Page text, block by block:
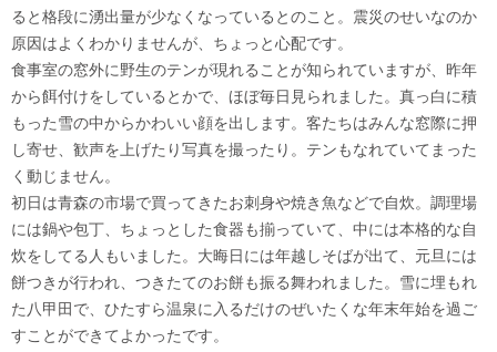
ると格段に湧出量が少なくなっているとのこと。震災のせいなのか
原因はよくわかりませんが、ちょっと心配です。
食事室の窓外に野生のテンが現れることが知られていますが、昨年
から餌付けをしているとかで、ほぼ毎日見られました。真っ白に積
もった雪の中からかわいい顔を出します。客たちはみんな窓際に押
し寄せ、歓声を上げたり写真を撮ったり。テンもなれていてまった
く動じません。
初日は青森の市場で買ってきたお刺身や焼き魚などで自炊。調理場
には鍋や包丁、ちょっとした食器も揃っていて、中には本格的な自
炊をしてる人もいました。大晦日には年越しそばが出て、元旦には
餅つきが行われ、つきたてのお餅も振る舞われました。雪に埋もれ
た八甲田で、ひたすら温泉に入るだけのぜいたくな年末年始を過ご
すことができてよかったです。